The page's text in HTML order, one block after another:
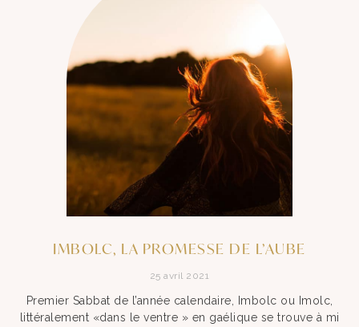
IMBOLC, LA PROMESSE DE L’AUBE
25 avril 2021
Premier Sabbat de l’année calendaire, Imbolc ou Imolc,
littéralement «dans le ventre » en gaélique se trouve à mi